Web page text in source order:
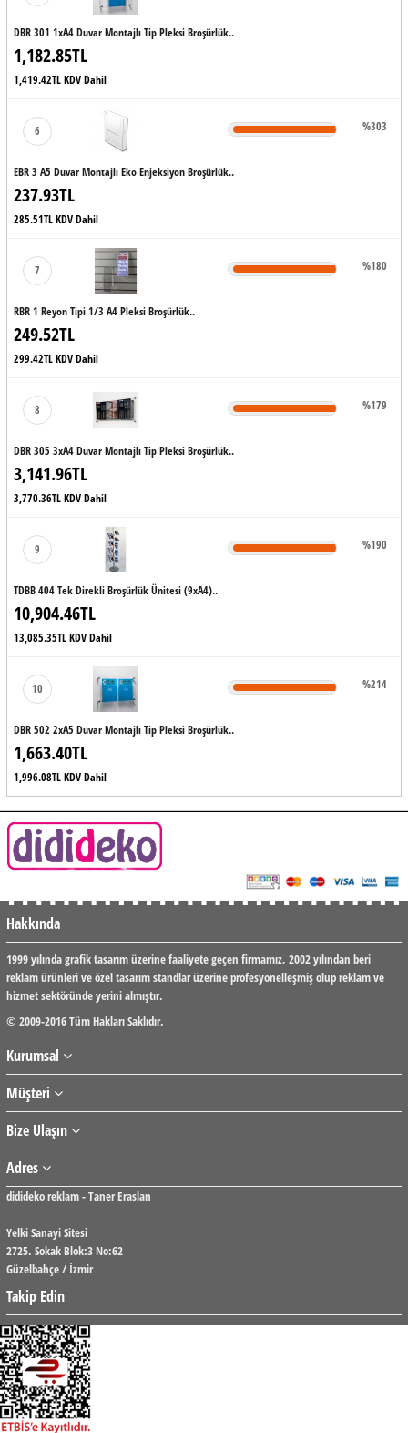
DBR 301 1xA4 Duvar Montajlı Tip Pleksi Broşürlük..
1,182.85TL
1,419.42TL KDV Dahil
6
EBR 3 A5 Duvar Montajlı Eko Enjeksiyon Broşürlük..
237.93TL
285.51TL KDV Dahil
%303
7
RBR 1 Reyon Tipi 1/3 A4 Pleksi Broşürlük..
249.52TL
299.42TL KDV Dahil
%180
8
DBR 305 3xA4 Duvar Montajlı Tip Pleksi Broşürlük..
3,141.96TL
3,770.36TL KDV Dahil
%179
9
TDBB 404 Tek Direkli Broşürlük Ünitesi (9xA4)..
10,904.46TL
13,085.35TL KDV Dahil
%190
10
DBR 502 2xA5 Duvar Montajlı Tip Pleksi Broşürlük..
1,663.40TL
1,996.08TL KDV Dahil
%214
Hakkında
1999 yılında grafik tasarım üzerine faaliyete geçen firmamız, 2002 yılından beri
reklam ürünleri ve özel tasarım standlar üzerine profesyonelleşmiş olup reklam ve
hizmet sektöründe yerini almıştır.
© 2009-2016 Tüm Hakları Saklıdır.
Kurumsal
Müşteri
Bize Ulaşın
Adres
didideko reklam - Taner Eraslan
Yelki Sanayi Sitesi
2725. Sokak Blok:3 No:62
Güzelbahçe / İzmir
Takip Edin